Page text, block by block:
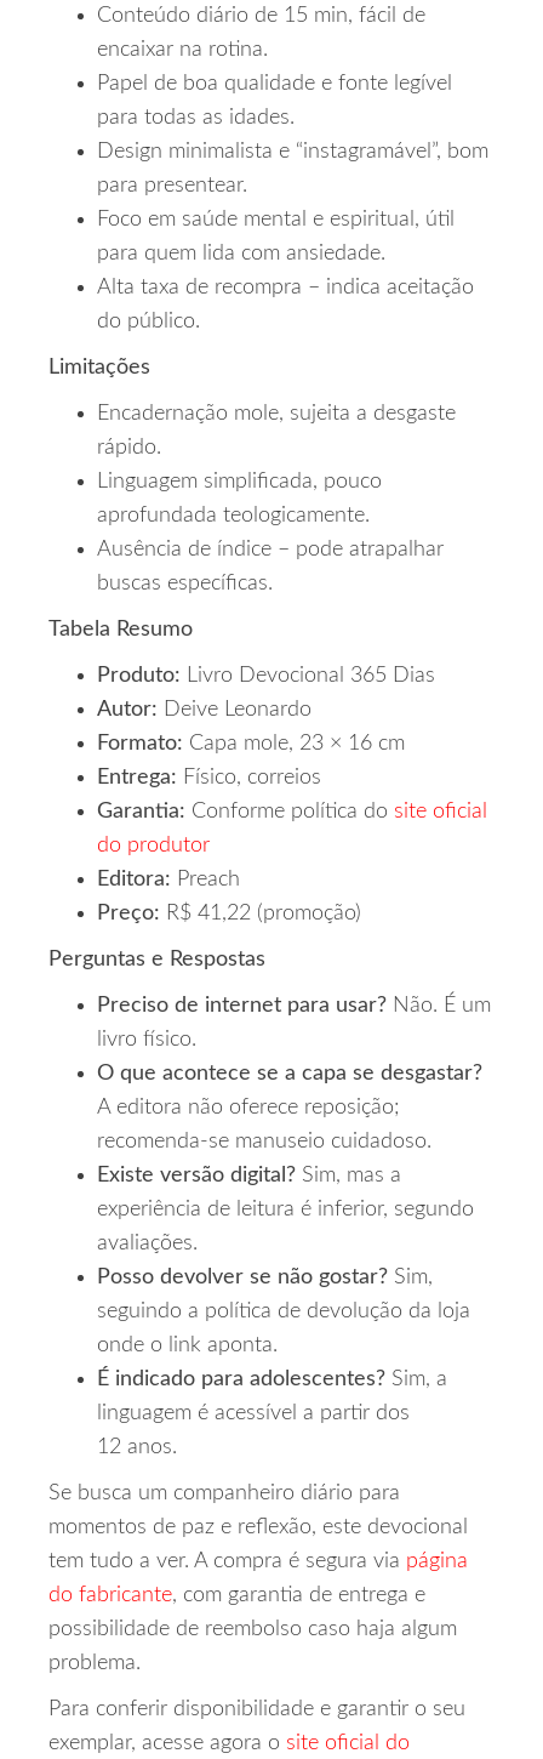
Conteúdo diário de 15 min, fácil de
encaixar na rotina.
Papel de boa qualidade e fonte legível
para todas as idades.
Design minimalista e “instagramável”, bom
para presentear.
Foco em saúde mental e espiritual, útil
para quem lida com ansiedade.
Alta taxa de recompra – indica aceitação
do público.
Limitações
Encadernação mole, sujeita a desgaste
rápido.
Linguagem simplificada, pouco
aprofundada teologicamente.
Ausência de índice – pode atrapalhar
buscas específicas.
Tabela Resumo
Produto: Livro Devocional 365 Dias
Autor: Deive Leonardo
Formato: Capa mole, 23 × 16 cm
Entrega: Físico, correios
Garantia: Conforme política do site oficial
do produtor
Editora: Preach
Preço: R$ 41,22 (promoção)
Perguntas e Respostas
Preciso de internet para usar? Não. É um
livro físico.
O que acontece se a capa se desgastar?
A editora não oferece reposição;
recomenda-se manuseio cuidadoso.
Existe versão digital? Sim, mas a
experiência de leitura é inferior, segundo
avaliações.
Posso devolver se não gostar? Sim,
seguindo a política de devolução da loja
onde o link aponta.
É indicado para adolescentes? Sim, a
linguagem é acessível a partir dos
12 anos.
Se busca um companheiro diário para
momentos de paz e reflexão, este devocional
tem tudo a ver. A compra é segura via página
do fabricante, com garantia de entrega e
possibilidade de reembolso caso haja algum
problema.
Para conferir disponibilidade e garantir o seu
exemplar, acesse agora o site oficial do